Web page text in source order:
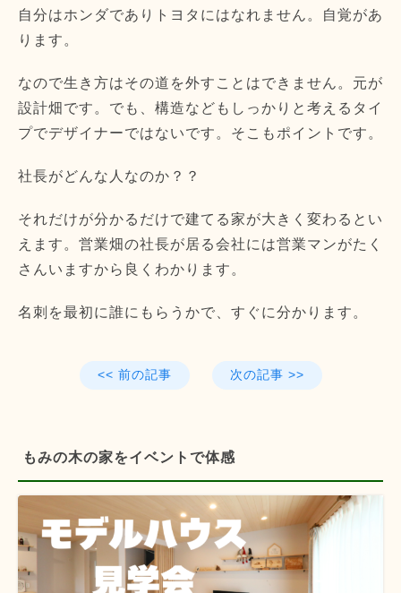
自分はホンダでありトヨタにはなれません。自覚があ
ります。
なので生き方はその道を外すことはできません。元が
設計畑です。でも、構造などもしっかりと考えるタイ
プでデザイナーではないです。そこもポイントです。
社長がどんな人なのか？？
それだけが分かるだけで建てる家が大きく変わるとい
えます。営業畑の社長が居る会社には営業マンがたく
さんいますから良くわかります。
名刺を最初に誰にもらうかで、すぐに分かります。
<< 前の記事 次の記事 >>
もみの木の家をイベントで体感